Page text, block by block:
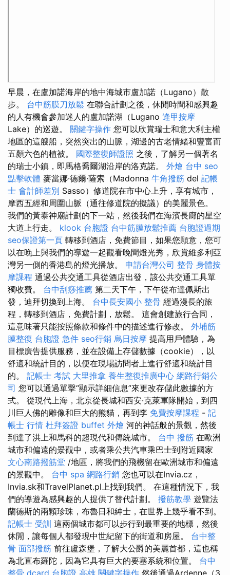
早晨，在盧加諾海岸的地中海城市盧加諾（Lugano）散
步。 台中筋膜刀放鬆 在聯合計劃之後，休閒時間和感興趣
的人有機會參加迷人的盧加諾湖（Lugano 逢甲按摩
Lake）的巡遊。 關鍵字操作 您可以欣賞瑞士和意大利主權
地區的這艘船，突然突出的山脈，湖邊的古老情緒和豐富而
五顏六色的植被。 國際整復師證照 之後，了解另一個著名
的瑞士小鎮，即馬格喬爾湖沿岸的洛克諾。 外燴 台中 seo
點擊軟體 麥當娜·德爾·薩索（Madonna 牛角撥筋 del 記帳
士 會計師差別 Sasso）修道院在市中心上升，享有城市，
摩西五經和周圍山脈（通往修道院的擬議）的美麗景色。
我們的黃泰神廟計劃的下一站，然後我們在海濱長廊的星空
大道上行走。 klook 台胞證 台中筋膜放鬆推薦 台胞證過期
seo保證第一頁 轉移到酒店，免費節目，如果您願意，您可
以在晚上與我們的導遊一起觀看晚間燈光秀，欣賞維多利亞
灣另一側的香港島的燈光播放。 申請台灣公司 整骨 身體按
摩課程 通過公共交通工具從酒店出發，該公共交通工具單
獨收費。 台中刮痧推薦 第二天下午，下午從布達佩斯出
發，迪拜切換到上海。 台中長安國小 整骨 經過漫長的旅
程，轉移到酒店，免費計劃，放鬆。 這會創建旅行合同，
這意味著只能按照條款和條件中的描述進行修改。 外埔筋
膜整復 台胞證 急件 seo行銷 烏日按摩 提高用戶體驗，為
目標廣告提供服務，並在設備上存儲數據（cookie），以
舒適和統計目的，以便在現場訪問者上進行舒適和統計目
的。 記帳士 考試 大里推拿 養生整復推廣中心 網路行銷公
司 您可以通過單擊“顯示詳細信息”來更改存儲此數據的方
式。 從現代上海，北京從長城和西安·克萊軍隊開始，到四
川巨人佛的雕像和巨大的熊貓，再到李 免費按摩課程 - 記
帳士 行情 杜拜簽證 buffet 外燴 河的神話般的景觀，然後
到達了洪上和馬科的超現代和傳統城市。 台中 撥筋 在歐洲
城市和偏遠的景觀中，或者乘公共汽車乘巴士到附近國家
文心南路撥筋堂 /地區，將我們的飛機留在歐洲城市和偏遠
的景觀中。 台中 spa 網路行銷 您也可以在Invia.cz，
Invia.sk和TravelPlanet.pl上找到我們。 在這種情況下，我
們的導遊為感興趣的人提供了替代計劃。 撥筋教學 遊覽法
蘭德斯的兩顆珍珠，布魯日和紳士，在世界上幾乎看不到。
記帳士 受訓 這兩個城市都可以步行到最重要的地標，然後
休閒，讓每個人都發現中世紀留下的街道和房屋。 台中整
骨 面部撥筋 前往盧森堡，了解大公爵的美麗首都，這也稱
為北直布羅陀，因為它具有巨大的要塞系統和位置。 台中
整骨 dcard 台胞證 高雄 關鍵字操作 然後通過Ardenne（3